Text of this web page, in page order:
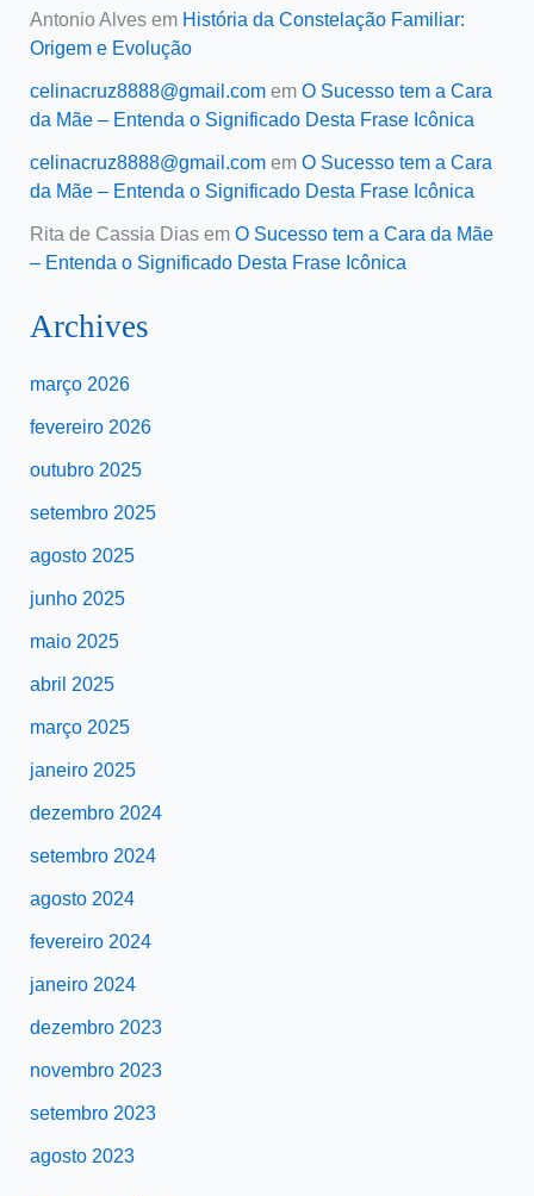
Antonio Alvesem História da Constelação Familiar:
Origem e Evolução
celinacruz8888@gmail.comem O Sucesso tem a Cara
da Mãe – Entenda o Significado Desta Frase Icônica
celinacruz8888@gmail.comem O Sucesso tem a Cara
da Mãe – Entenda o Significado Desta Frase Icônica
Rita de Cassia Diasem O Sucesso tem a Cara da Mãe
– Entenda o Significado Desta Frase Icônica
Archives
março 2026
fevereiro 2026
outubro 2025
setembro 2025
agosto 2025
junho 2025
maio 2025
abril 2025
março 2025
janeiro 2025
dezembro 2024
setembro 2024
agosto 2024
fevereiro 2024
janeiro 2024
dezembro 2023
novembro 2023
setembro 2023
agosto 2023